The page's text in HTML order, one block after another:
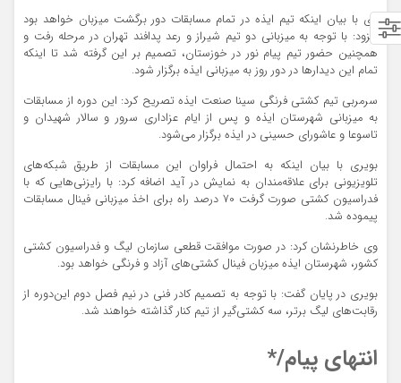
وی با بیان اینکه تیم ایذه در تمام مسابقات دور برگشت میزبان خواهد بود
افزود: با توجه به میزبانی دو تیم شیراز و رعد پدافند تهران در مرحله رفت و
همچنین حضور تیم پیام نور در خوزستان، تصمیم بر این گرفته شد تا اینکه
تمام این دیدارها در دور روز به میزبانی ایذه برگزار شود.
سرمربی تیم کشتی فرنگی سینا صنعت ایذه تصریح کرد: این دوره از مسابقات
به میزبانی شهرستان ایذه و پس از ایام عزاداری سرور و سالار شهیدان و
تاسوعا و عاشورای حسینی در ایذه برگزار می‌شود.
بویری با بیان اینکه به احتمال فراوان این مسابقات از طریق شبکه‌های
تلویزیونی برای علاقه‌مندان به نمایش در آید اضافه کرد: با رایزنی‌هایی که با
فدراسیون کشتی صورت گرفت 70 درصد راه برای اخذ میزبانی فینال مسابقات
پیموده شد.
وی خاطرنشان کرد: در صورت موافقت قطعی سازمان لیگ و فدراسیون کشتی
کشور، شهرستان ایذه میزبان فینال کشتی‌های آزاد و فرنگی خواهد بود.
بویری در پایان گفت: با توجه به تصمیم کادر فنی در نیم فصل دوم این‌دوره از
رقابت‌های لیگ برتر، سه کشتی‌گیر از تیم کنار گذاشته خواهند شد.
انتهای پیام/*